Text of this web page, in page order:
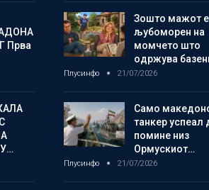
Прва
Зошто мажот е
љубоморен на
момчето што
одржува
Плусинфо 21/07/2026
Само
танкер успеал
помине низ
Ормускиот…
Плусинфо 21/07/2026